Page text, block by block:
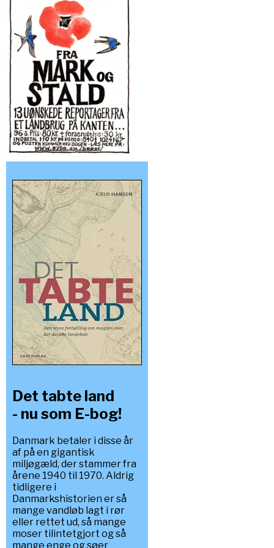
Det tabte land
- nu som E-bog!
Danmark betaler i disse år
af på en gigantisk
miljøgæld, der stammer fra
årene 1940 til 1970. Aldrig
tidligere i
Danmarkshistorien er så
mange vandløb lagt i rør
eller rettet ud, så mange
moser tilintetgjort og så
mange enge og søer